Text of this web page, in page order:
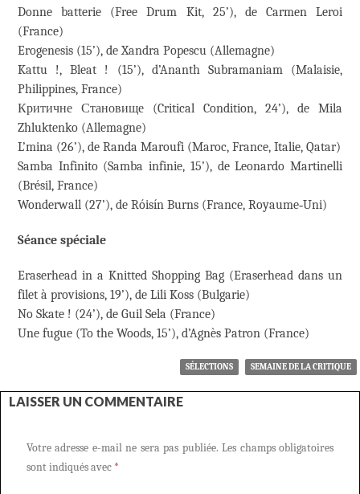
Donne batterie (Free Drum Kit, 25’), de Carmen Leroi
(France)
Erogenesis (15’), de Xandra Popescu (Allemagne)
Kattu !, Bleat ! (15’), d’Ananth Subramaniam (Malaisie,
Philippines, France)
Критичне Становище (Critical Condition, 24’), de Mila
Zhluktenko (Allemagne)
L’mina (26’), de Randa Maroufi (Maroc, France, Italie, Qatar)
Samba Infinito (Samba infinie, 15’), de Leonardo Martinelli
(Brésil, France)
Wonderwall (27’), de Róisín Burns (France, Royaume‑Uni)
Séance spéciale
Eraserhead in a Knitted Shopping Bag (Eraserhead dans un
filet à provisions, 19’), de Lili Koss (Bulgarie)
No Skate ! (24’), de Guil Sela (France)
Une fugue (To the Woods, 15’), d’Agnès Patron (France)
SÉLECTIONS SEMAINE DE LA CRITIQUE
LAISSER UN COMMENTAIRE
Votre adresse e-mail ne sera pas publiée. Les champs obligatoires
sont indiqués avec *